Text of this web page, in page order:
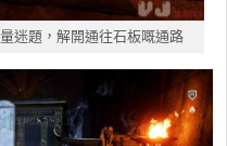
迷題，解開通往石板嘅通路